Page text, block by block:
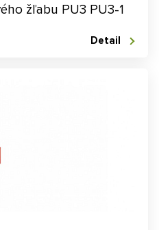
žľabu PU3 PU3-1
Detail